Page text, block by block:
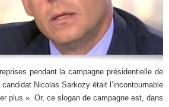
pendant la campagne présidentielle de
Nicolas Sarkozy était l’incontournable
plus ». Or, ce slogan de campagne est, dans